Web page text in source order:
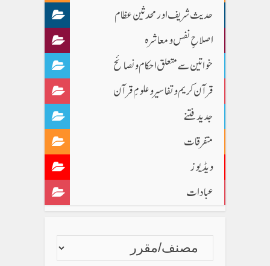
حدیث شریف اور محدثین عظام
اصلاحِ نفس و معاشرہ
خواتین سے متعلق احکام و نصائح
قرآن کریم و تفاسیر و علومِ قرآن
جدید فتنے
متفرقات
ویڈیوز
عبادات